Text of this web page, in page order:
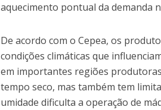
aquecimento pontual da demanda
De acordo com o Cepea, os
condições climáticas que
em importantes regiões
tempo seco, mas também tem
umidade dificulta a operação de